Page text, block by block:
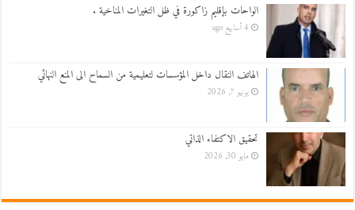
الواحات بإقليم زاكورة في ظل التغيرات المناخية .
4 أسابيع ago
الهاتف النقال داخل المؤسسات لتعليمية من السماح الى المنع النهائي
يونيو 7, 2026
تحقيق الاكتفاء الذاتي
مايو 30, 2026